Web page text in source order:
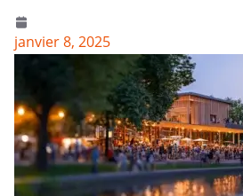
janvier 8, 2025